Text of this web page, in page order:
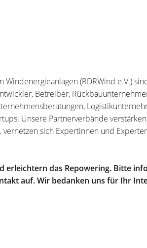
(RDRWind e.V.)
Betreiber,
Unsere Partnerverbände
sich Expertinnen und
das Repowering. Bitte
auf. Wir bedanken uns für Ihr